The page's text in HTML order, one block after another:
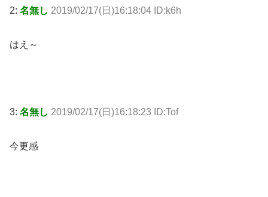
2: 名無し 2019/02/17(日)16:18:04 ID:k6h
はえ～
3: 名無し 2019/02/17(日)16:18:23 ID:Tof
今更感